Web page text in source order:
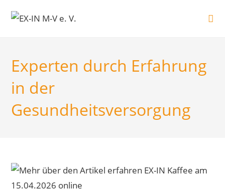
Inhalt
Experten durch Erfahrung
in der
Gesundheitsversorgung